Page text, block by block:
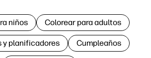
niños Colorear para adultos
y planificadores Cumpleaños